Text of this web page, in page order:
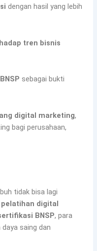
dengan hasil yang lebih
tren bisnis
sebagai bukti
digital marketing,
bagi perusahaan,
tidak bisa lagi
pelatihan digital
BNSP, para
saing dan